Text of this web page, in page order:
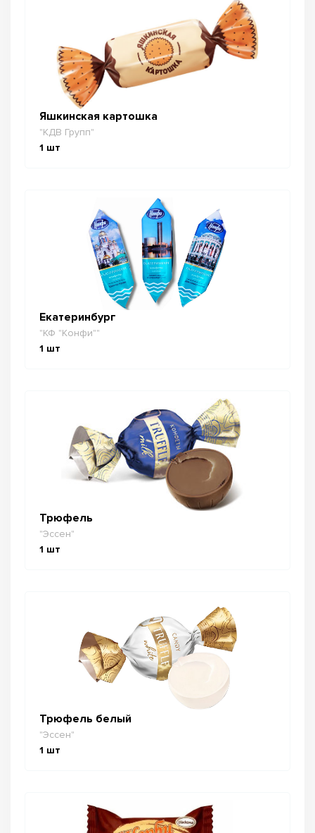
Яшкинская картошка
"КДВ Групп"
1 шт
Екатеринбург
"КФ "Конфи""
1 шт
Трюфель
"Эссен"
1 шт
Трюфель белый
"Эссен"
1 шт